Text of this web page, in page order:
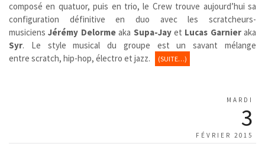
composé en quatuor, puis en trio, le Crew trouve aujourd’hui sa
configuration définitive en duo avec les scratcheurs-
musiciensJérémy Delormeaka Supa-Jayet Lucas Garnieraka
Syr. Le style musical du groupe est un savant mélange
entre scratch, hip-hop, électro et jazz.
(SUITE…)
MARDI
3
FÉVRIER 2015